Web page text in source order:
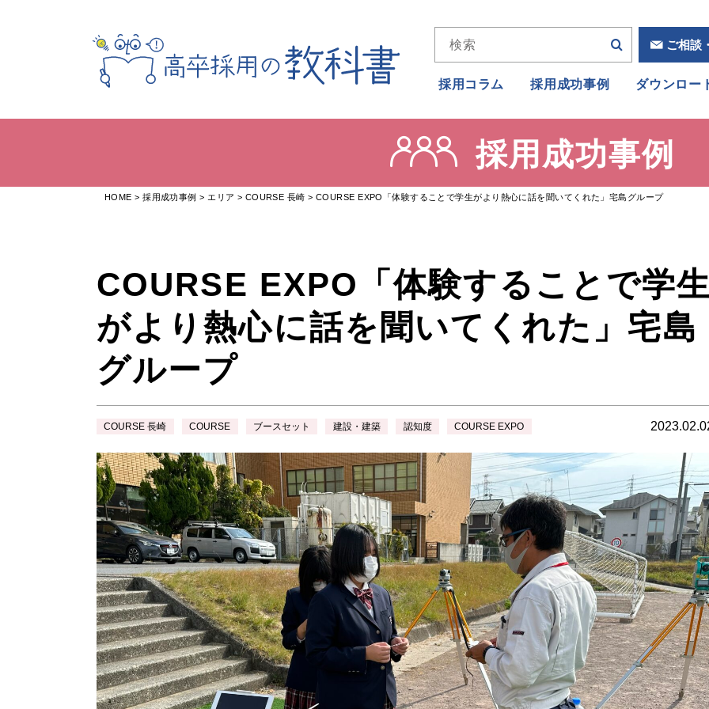
ご相談
採用コラム 採用成功事例 ダウンロー
採用成功事例
HOME 採用成功事例 エリア COURSE 長崎 COURSE EXPO「体験することで学生がより熱心に話を聞いてくれた」宅島グループ
COURSE EXPO「体験することで学
がより熱心に話を聞いてくれた」宅島
グループ
COURSE 長崎 COURSE ブースセット 建設・建築 認知度 COURSE EXPO